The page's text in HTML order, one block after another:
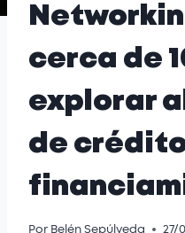
cerca de
explorar
de
Por Belén Sepúlveda 27/